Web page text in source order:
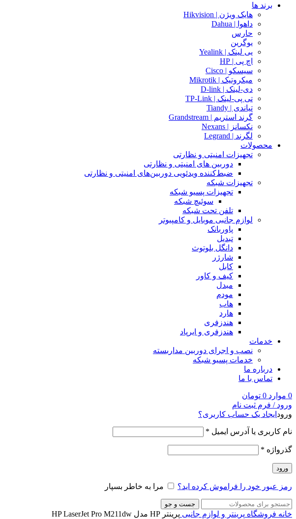
برند ها
هایک ویژن | Hikvision
داهوا | Dahua
حارس
یوگرین
یی لینک | Yealink
اچ پی | HP
سیسکو | Cisco
میکروتیک | Mikrotik
دی-لینک | D-link
تی پی-لینک | TP-Link
تیاندی | Tiandy
گرند استریم | Grandstream
نکسانز | Nexans
لگرند | Legrand
محصولات
تجهیزات امنیتی و نظارتی
دوربین های امنیتی و نظارتی
ضبط‌کننده ویدئویی دوربین‌های امنیتی و نظارتی
تجهیزات شبکه
تجهیزات پسیو شبکه
سوئیچ‌ شبکه
تلفن تحت شبکه
لوازم جانبی موبایل و کامپیوتر
پاوربانک
تبدیل
دانگل بلوتوث
شارژر
کابل
کیف و کاور
مبدل
مودم
هاب
هارد
هندزفری
هندزفری و ایرپاد
خدمات
نصب و اجرای دوربین مداربسته
خدمات پسیو شبکه
درباره ما
تماس با ما
0 موارد 0 تومان
ورود / فرم ثبت نام
ورود ایجاد یک حساب کاربری؟
نام کاربری یا آدرس ایمیل *
گذرواژه *
ورود
رمز عبور خود را فراموش کرده اید؟ مرا به خاطر بسپار
جست و جو
خانه فروشگاه پرینتر و لوازم جانبی پرینتر HP مدل HP LaserJet Pro M211dw